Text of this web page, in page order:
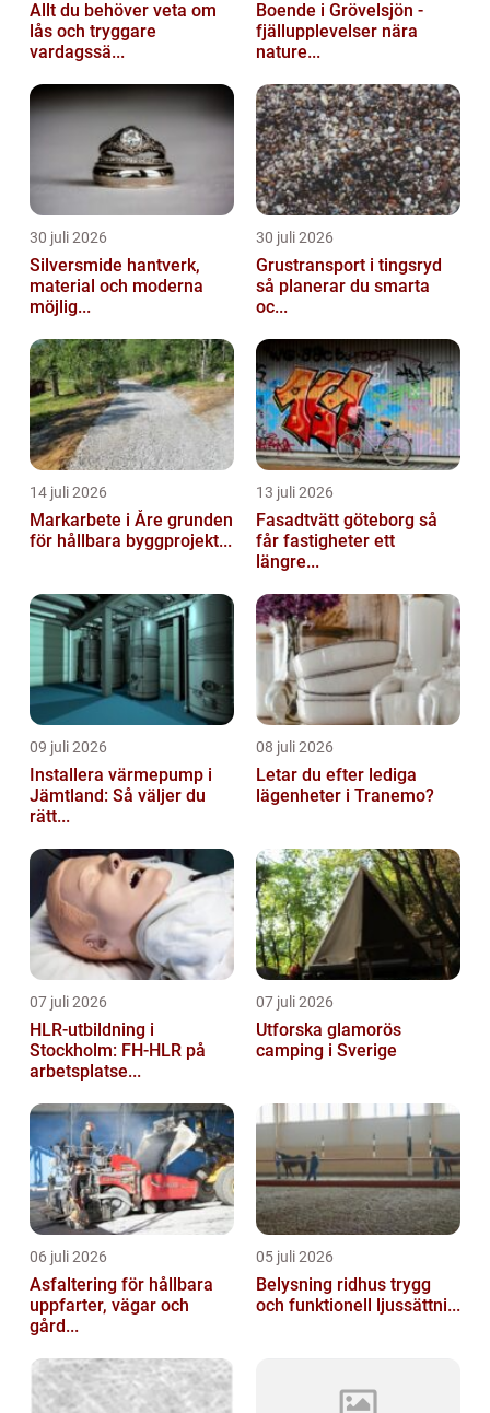
Allt du behöver veta om
lås och tryggare
vardagssä...
Boende i Grövelsjön -
fjällupplevelser nära
nature...
30 juli 2026
Silversmide hantverk,
material och moderna
möjlig...
30 juli 2026
Grustransport i tingsryd
så planerar du smarta
oc...
14 juli 2026
Markarbete i Åre grunden
för hållbara byggprojekt...
13 juli 2026
Fasadtvätt göteborg så
får fastigheter ett
längre...
09 juli 2026
Installera värmepump i
Jämtland: Så väljer du
rätt...
08 juli 2026
Letar du efter lediga
lägenheter i Tranemo?
07 juli 2026
HLR-utbildning i
Stockholm: FH-HLR på
arbetsplatse...
07 juli 2026
Utforska glamorös
camping i Sverige
06 juli 2026
Asfaltering för hållbara
uppfarter, vägar och
gård...
05 juli 2026
Belysning ridhus trygg
och funktionell ljussättni...